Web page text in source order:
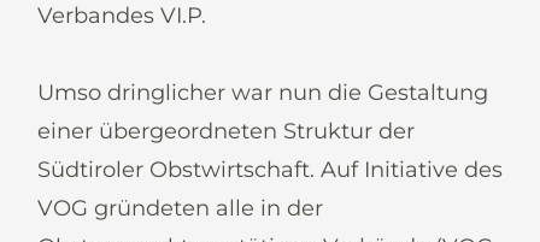
Verbandes VI.P.
Umso dringlicher war nun die Gestaltung
einer übergeordneten Struktur der
Südtiroler Obstwirtschaft. Auf Initiative des
VOG gründeten alle in der